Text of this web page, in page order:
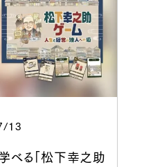
13
べる「松下幸之助